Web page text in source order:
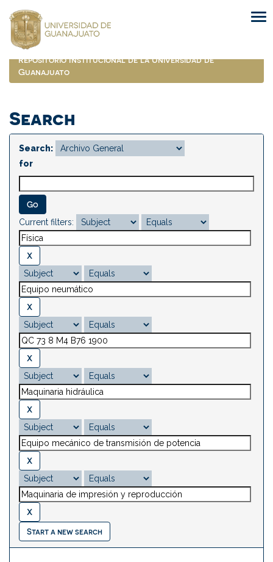
navigation
Repositorio Institucional de la Universidad de
Guanajuato
Search
Search:
for
Current filters:
Start a new search